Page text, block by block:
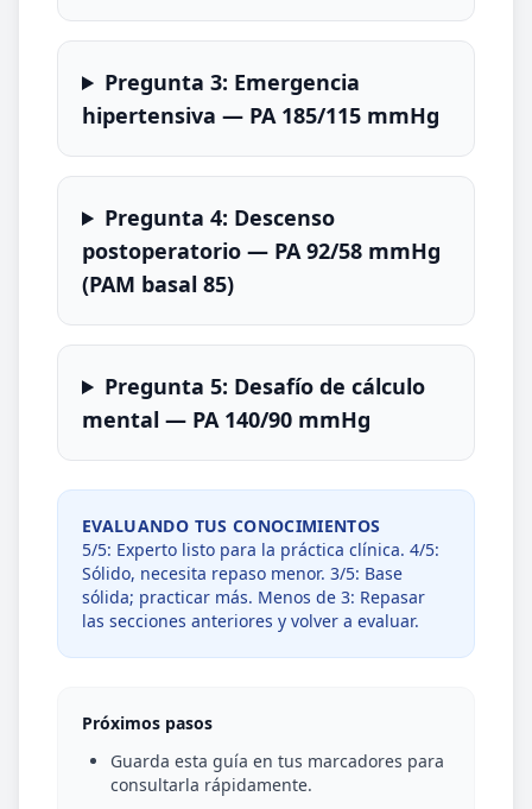
Pregunta 3: Emergencia
hipertensiva — PA 185/115 mmHg
Pregunta 4: Descenso
postoperatorio — PA 92/58 mmHg
(PAM basal 85)
Pregunta 5: Desafío de cálculo
mental — PA 140/90 mmHg
EVALUANDO TUS CONOCIMIENTOS
5/5: Experto listo para la práctica clínica. 4/5:
Sólido, necesita repaso menor. 3/5: Base
sólida; practicar más. Menos de 3: Repasar
las secciones anteriores y volver a evaluar.
Próximos pasos
Guarda esta guía en tus marcadores para
consultarla rápidamente.